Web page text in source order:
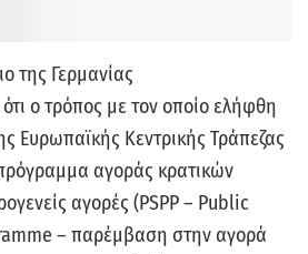
της Γερμανίας
ο τρόπος με τον οποίο ελήφθη
Ευρωπαϊκής Κεντρικής Τράπεζας
αγοράς κρατικών
αγορές (PSPP – Public
– παρέμβαση στην αγορά